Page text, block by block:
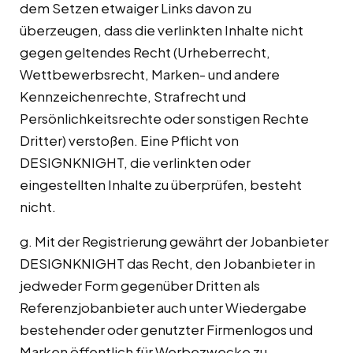
dem Setzen etwaiger Links davon zu
überzeugen, dass die verlinkten Inhalte nicht
gegen geltendes Recht (Urheberrecht,
Wettbewerbsrecht, Marken- und andere
Kennzeichenrechte, Strafrecht und
Persönlichkeitsrechte oder sonstigen Rechte
Dritter) verstoßen. Eine Pflicht von
DESIGNKNIGHT, die verlinkten oder
eingestellten Inhalte zu überprüfen, besteht
nicht.
g. Mit der Registrierung gewährt der Jobanbieter
DESIGNKNIGHT das Recht, den Jobanbieter in
jedweder Form gegenüber Dritten als
Referenzjobanbieter auch unter Wiedergabe
bestehender oder genutzter Firmenlogos und